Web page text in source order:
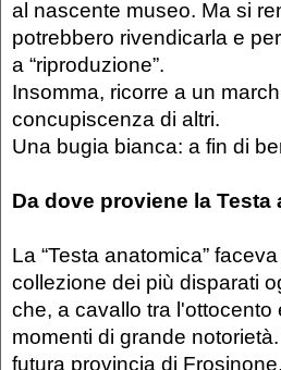
al nascente museo. Ma si
potrebbero rivendicarla e
a “riproduzione”.
Insomma, ricorre a un
concupiscenza di altri.
Una bugia bianca: a fin di
Da dove proviene la Testa
La “Testa anatomica”
collezione dei più disparati
che, a cavallo tra
momenti di grande
futura provincia di